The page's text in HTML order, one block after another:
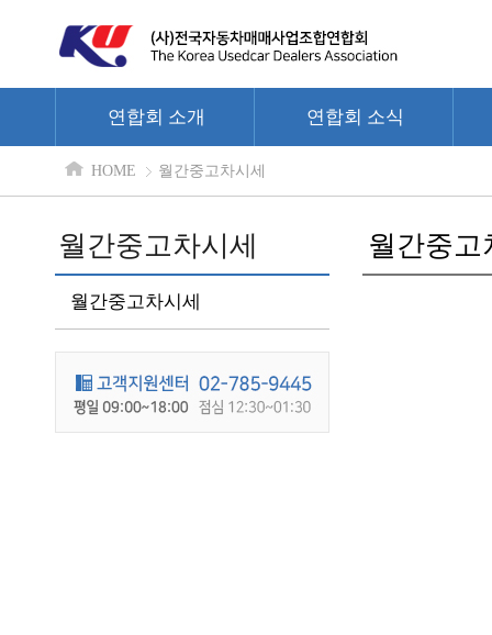
연합회 소개 연합회 소식
HOME 월간중고차시세
월간중고차시세
월간중고차시세
월간중고